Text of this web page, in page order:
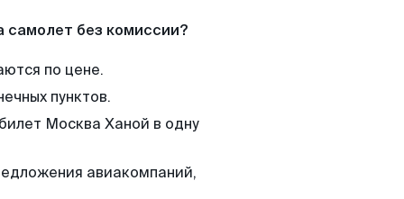
самолет без комиссии?
по цене.
пунктов.
Москва Ханой в одну
авиакомпаний,